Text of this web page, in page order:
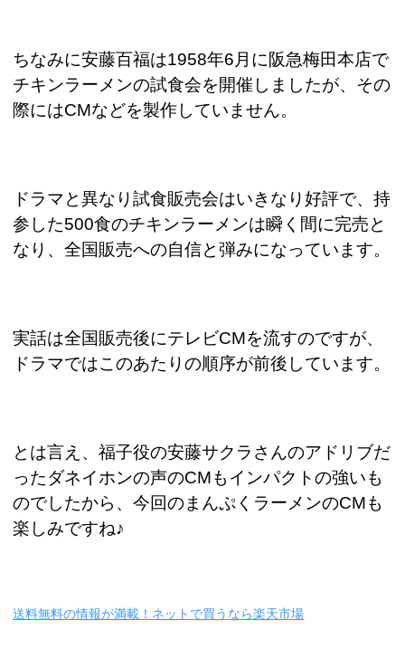
ちなみに安藤百福は1958年6 月に阪急梅田本店で
チキンラーメンの試食会を開催しましたが、その
際にはCMなどを製作していません。
ドラマと異なり試食販売会はいきなり好評で、持
参した500食のチキンラーメンは瞬く間に完売と
なり、全国販売への自信と弾みになっています。
実話は全国販売後にテレビCMを流すのですが、
ドラマではこのあたりの順序が前後しています。
とは言え、福子役の安藤サクラさんのアドリブだ
ったダネイホンの声のCMもインパクトの強いも
のでしたから、今回のまんぷくラーメンのCMも
楽しみですね♪
送料無料の情報が満載！ネットで買うなら楽天市場